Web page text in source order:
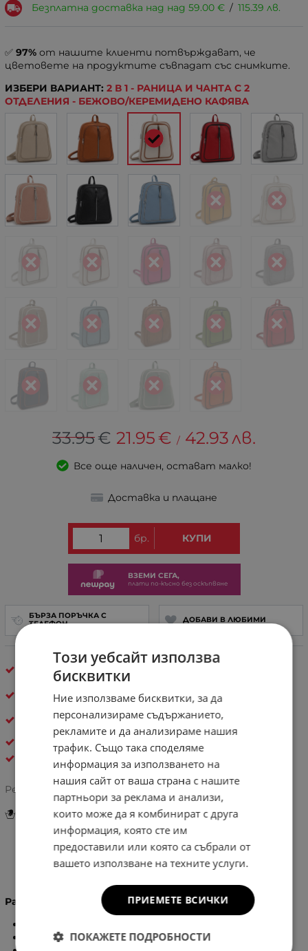
Безплатна доставка над над 59.00 € / 115.39 лв.
✅ 97% от нашите клиенти потвърждават, че
цветовете на продуктите съвпадат със снимките.
ИЗБЕРИ ВАРИАНТ: 2 В 1 - РАНИЦА И ЧАНТА С 2
ОТДЕЛЕНИЯ - БЕЖОВО/КЕРЕМИДЕНО КАФЯВА
33.95€ 21.95€ / 42.93 лв.
Все още наличен, остават малко!
Доставка и плащане
Инструкции за грижа и поддръжка
бр. КУПИ
ВЗЕМИ СЕГА,
плати по-късно без оскъпвяне
БЪРЗА ПОРЪЧКА С
ТЕЛЕФОН
ДОБАВИ В ЛЮБИМИ
40 000+щастливи клиента – и ти си
следвщият!
Бърза и удобнадоставка с опция за преглед
30 дни спокойствие– лесно връщане, ако не е
твоето
ДАМСКИ РАНИЦИ
Рейтинг:
Информация
Размери:
Широчина -33см.
Този уебсайт използва
бисквитки
Ние използваме бисквитки, за да
персонализираме съдържанието,
рекламите и да анализираме нашия
трафик. Също така споделяме
информация за използването на
нашия сайт от ваша страна с нашите
партньори за реклама и анализи,
които може да я комбинират с друга
информация, която сте им
предоставили или която са събрали от
вашето използване на техните услуги.
ПРИЕМЕТЕ ВСИЧКИ
ПОКАЖЕТЕ ПОДРОБНОСТИ